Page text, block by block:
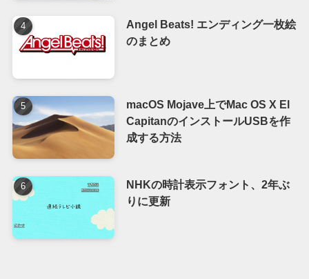
Angel Beats! エンディング一枚絵
のまとめ
macOS Mojave上でMac OS X El
CapitanのインストールUSBを作
成する方法
NHKの時計表示フォント、2年ぶ
りに更新